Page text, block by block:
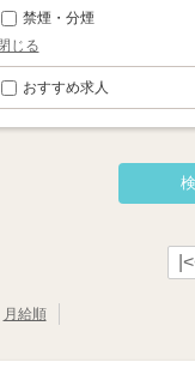
禁煙・分煙
じる
おすすめ求人
月給順